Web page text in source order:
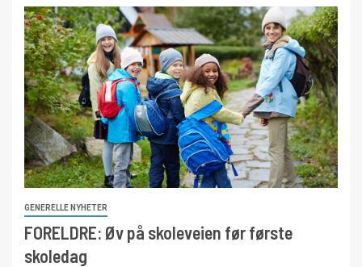
GENERELLE NYHETER
FORELDRE: Øv på skoleveien før første
skoledag